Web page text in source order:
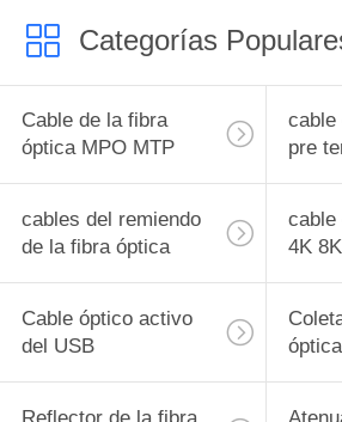
Categorías
Cable de la fibra
óptica MPO MTP
cable
pre
cables del remiendo
de la fibra óptica
cable
4K
Cable óptico activo
del USB
óptica